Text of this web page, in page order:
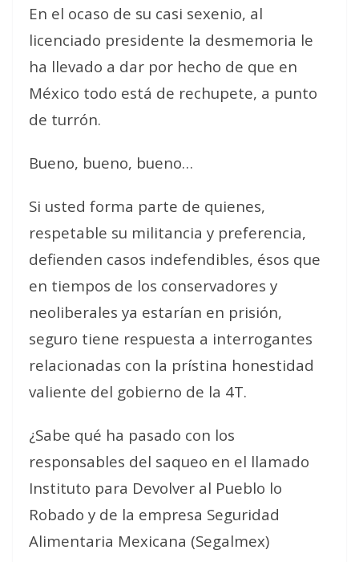
En el ocaso de su casi sexenio, al
licenciado presidente la desmemoria le
ha llevado a dar por hecho de que en
México todo está de rechupete, a punto
de turrón.
Bueno, bueno, bueno…
Si usted forma parte de quienes,
respetable su militancia y preferencia,
defienden casos indefendibles, ésos que
en tiempos de los conservadores y
neoliberales ya estarían en prisión,
seguro tiene respuesta a interrogantes
relacionadas con la prístina honestidad
valiente del gobierno de la 4T.
¿Sabe qué ha pasado con los
responsables del saqueo en el llamado
Instituto para Devolver al Pueblo lo
Robado y de la empresa Seguridad
Alimentaria Mexicana (Segalmex)